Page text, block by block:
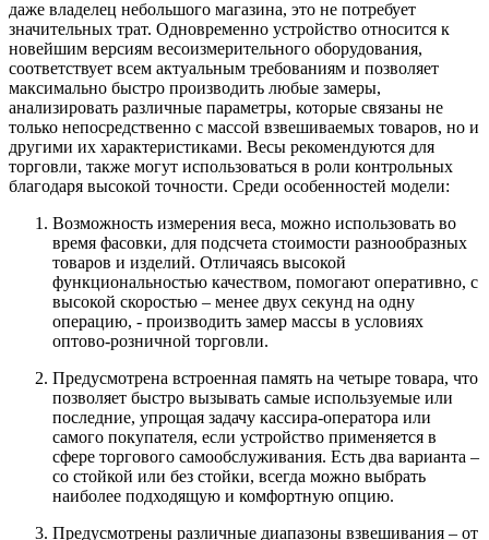
даже владелец небольшого магазина, это не потребует
значительных трат. Одновременно устройство относится к
новейшим версиям весоизмерительного оборудования,
соответствует всем актуальным требованиям и позволяет
максимально быстро производить любые замеры,
анализировать различные параметры, которые связаны не
только непосредственно с массой взвешиваемых товаров, но и
другими их характеристиками. Весы рекомендуются для
торговли, также могут использоваться в роли контрольных
благодаря высокой точности. Среди особенностей модели:
Возможность измерения веса, можно использовать во
время фасовки, для подсчета стоимости разнообразных
товаров и изделий. Отличаясь высокой
функциональностью качеством, помогают оперативно, с
высокой скоростью – менее двух секунд на одну
операцию, - производить замер массы в условиях
оптово-розничной торговли.
Предусмотрена встроенная память на четыре товара, что
позволяет быстро вызывать самые используемые или
последние, упрощая задачу кассира-оператора или
самого покупателя, если устройство применяется в
сфере торгового самообслуживания. Есть два варианта –
со стойкой или без стойки, всегда можно выбрать
наиболее подходящую и комфортную опцию.
Предусмотрены различные диапазоны взвешивания – от